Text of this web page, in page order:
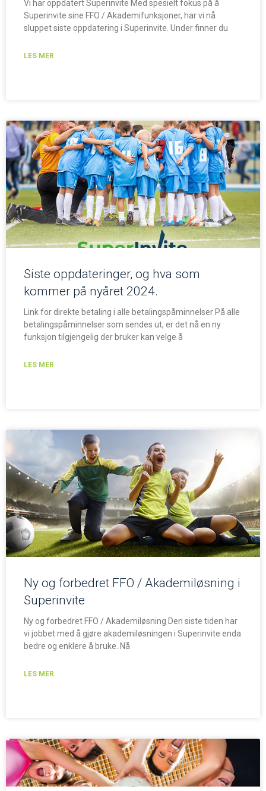
Vi har oppdatert Superinvite Med spesielt fokus på å
Superinvite sine FFO / Akademifunksjoner, har vi nå
sluppet siste oppdatering i Superinvite. Under finner du
LES MER
Siste oppdateringer, og hva som
kommer på nyåret 2024.
Link for direkte betaling i alle betalingspåminnelser På alle
betalingspåminnelser som sendes ut, er det nå en ny
funksjon tilgjengelig der bruker kan velge å
LES MER
Ny og forbedret FFO / Akademiløsning i
Superinvite
Ny og forbedret FFO / Akademiløsning Den siste tiden har
vi jobbet med å gjøre akademiløsningen i Superinvite enda
bedre og enklere å bruke. Nå
LES MER